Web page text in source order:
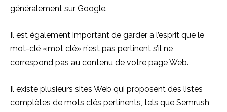
généralement sur Google.
Il est également important de garder à l’esprit que le
mot-clé «mot clé» n’est pas pertinent s’il ne
correspond pas au contenu de votre page Web.
Il existe plusieurs sites Web qui proposent des listes
complètes de mots clés pertinents, tels que Semrush